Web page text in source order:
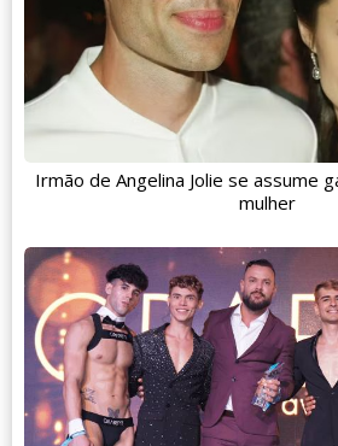
Irmão de Angelina Jolie se assume
mulher